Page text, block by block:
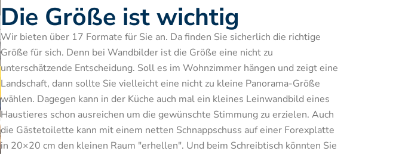
Die Größe ist wichtig
Wir bieten über 17 Formate für Sie an. Da finden Sie sicherlich die richtige
Größe für sich. Denn bei Wandbilder ist die Größe eine nicht zu
unterschätzende Entscheidung. Soll es im Wohnzimmer hängen und zeigt eine
Landschaft, dann sollte Sie vielleicht eine nicht zu kleine Panorama-Größe
wählen. Dagegen kann in der Küche auch mal ein kleines Leinwandbild eines
Haustieres schon ausreichen um die gewünschte Stimmung zu erzielen. Auch
die Gästetoilette kann mit einem netten Schnappschuss auf einer Forexplatte
in 20×20 cm den kleinen Raum "erhellen". Und beim Schreibtisch könnten Sie